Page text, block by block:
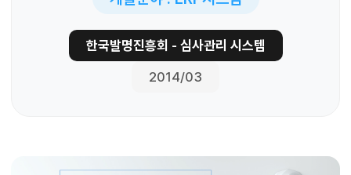
한국발명진흥회 - 심사관리 시스템
2014/03